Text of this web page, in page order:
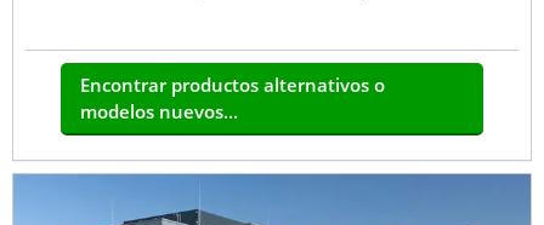
Encontrar productos alternativos o
modelos nuevos...